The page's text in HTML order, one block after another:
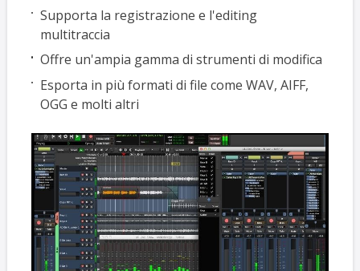
Supporta la registrazione e l'editing
multitraccia
Offre un'ampia gamma di strumenti di modifica
Esporta in più formati di file come WAV, AIFF,
OGG e molti altri